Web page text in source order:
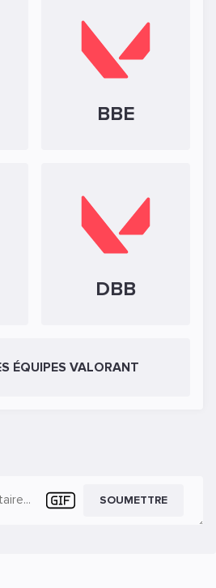
BBE
DBB
ÉQUIPES VALORANT
SOUMETTRE